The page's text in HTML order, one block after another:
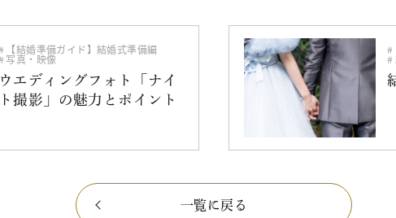
【結婚準備ガイド】結婚式準備編
写真・映像
ウエディングフォト「ナイ
ト撮影」の魅力とポイント
一覧に戻る